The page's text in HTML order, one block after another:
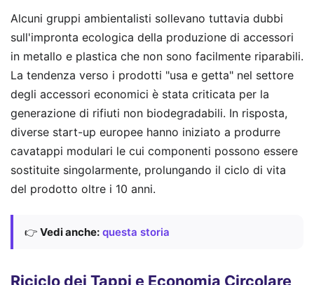
Alcuni gruppi ambientalisti sollevano tuttavia dubbi
sull'impronta ecologica della produzione di accessori
in metallo e plastica che non sono facilmente riparabili.
La tendenza verso i prodotti "usa e getta" nel settore
degli accessori economici è stata criticata per la
generazione di rifiuti non biodegradabili. In risposta,
diverse start-up europee hanno iniziato a produrre
cavatappi modulari le cui componenti possono essere
sostituite singolarmente, prolungando il ciclo di vita
del prodotto oltre i 10 anni.
👉 Vedi anche: questa storia
Riciclo dei Tappi e Economia Circolare